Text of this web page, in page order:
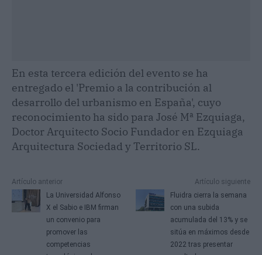
En esta tercera edición del evento se ha
entregado el 'Premio a la contribución al
desarrollo del urbanismo en España', cuyo
reconocimiento ha sido para José Mª Ezquiaga,
Doctor Arquitecto Socio Fundador en Ezquiaga
Arquitectura Sociedad y Territorio SL.
Artículo anterior
La Universidad Alfonso
X el Sabio e IBM firman
un convenio para
promover las
competencias
Artículo siguiente
Fluidra cierra la semana
con una subida
acumulada del 13% y se
sitúa en máximos desde
2022 tras presentar